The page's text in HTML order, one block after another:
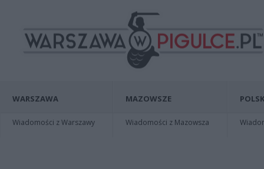
WARSZAWA
Wiadomości z Warszawy
MAZOWSZE
Wiadomości z Mazowsza